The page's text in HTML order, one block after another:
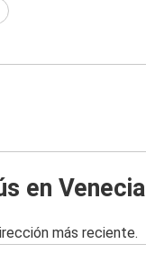
en Venecia
más reciente.